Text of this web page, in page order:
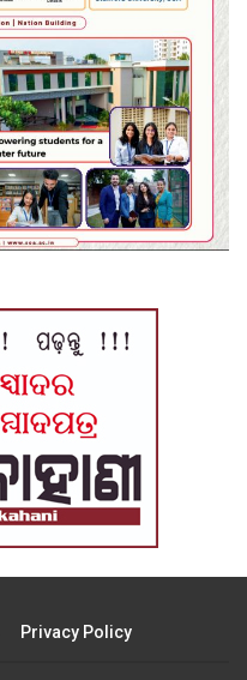
Privacy Policy